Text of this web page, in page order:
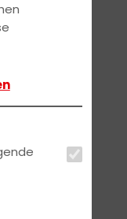
2. Woche